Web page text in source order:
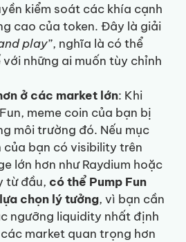
kiểm soát các khía cạnh
cao của token. Đây là giải
play”, nghĩa là có thể
với những ai muốn tùy chỉnh
ở các market lớn: Khi
meme coin của bạn bị
môi trường đó. Nếu mục
của bạn có visibility trên
lớn hơn như Raydium hoặc
từ đầu, có thể Pump Fun
chọn lý tưởng, vì bạn cần
ngưỡng liquidity nhất định
market quan trọng hơn